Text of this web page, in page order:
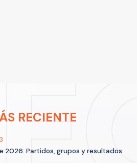
RECIENTE
2026: Partidos, grupos y resultados